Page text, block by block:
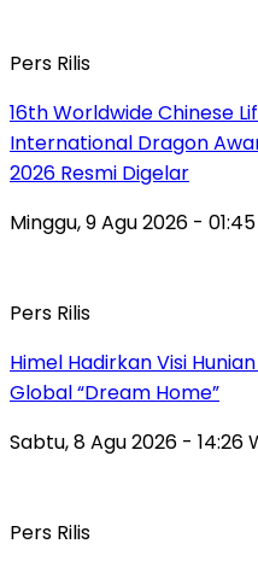
Pers Rilis
16th Worldwide Chinese
International Dragon
2026 Resmi Digelar
Minggu, 9 Agu 2026 -
Pers Rilis
Himel Hadirkan Visi
Global “Dream Home”
Sabtu, 8 Agu 2026 - 14:26
Pers Rilis